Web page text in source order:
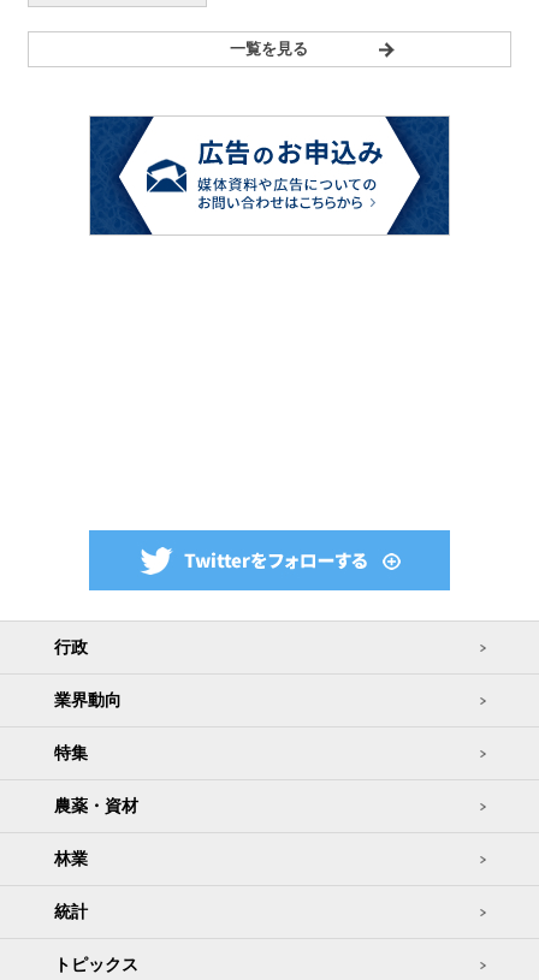
一覧を見る
行政
業界動向
特集
農薬・資材
林業
統計
トピックス